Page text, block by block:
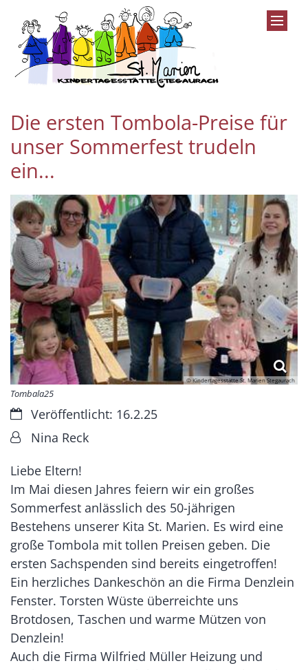
Zum Inhalt springen
Die ersten Tombola-Preise für
unser Sommerfest trudeln
ein...
© Kindertagesstätte St. Marien Stegaurach
Tombala25
Datum:Veröffentlicht: 16.2.25
Von:Nina Reck
Liebe Eltern!
Im Mai diesen Jahres feiern wir ein großes
Sommerfest anlässlich des 50-jährigen
Bestehens unserer Kita St. Marien. Es wird eine
große Tombola mit tollen Preisen geben. Die
ersten Sachspenden sind bereits eingetroffen!
Ein herzliches Dankeschön an die Firma Denzlein
Fenster. Torsten Wüste überreichte uns
Brotdosen, Taschen und warme Mützen von
Denzlein!
Auch die Firma Wilfried Müller Heizung und